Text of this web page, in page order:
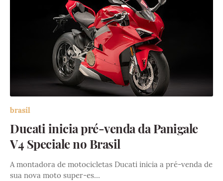
brasil
Ducati inicia pré-venda da Panigale
V4 Speciale no Brasil
A montadora de motocicletas Ducati inicia a pré-venda de
sua nova moto super-es…